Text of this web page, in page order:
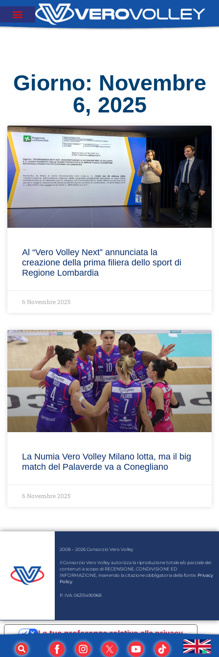
Giorno: Novembre
6, 2025
Al “Vero Volley Next” annunciata la
creazione della prima filiera dello sport di
Regione Lombardia
6 Novembre 2025
La Numia Vero Volley Milano lotta, ma il big
match del Palaverde va a Conegliano
6 Novembre 2025
2008 – 2026 Consorzio Vero Volley
Il Consorzio Vero Volley autorizza la riproduzione totale e/o parziale dei
contenuti a scopo di RECENSIONE, CONDIVISIONE ED
INFORMAZIONE, inserendo la citazione obbligatoria della fonte. Privacy
Policy.
P. IVA: 06315490968
Informativa sulla raccolta
Le tue preferenze relative alla privacy